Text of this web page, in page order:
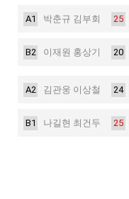
A1 박춘규 김부회 25
B2 이재원 홍상기 20
A2 김관웅 이상철 24
B1 나길현 최건두 25